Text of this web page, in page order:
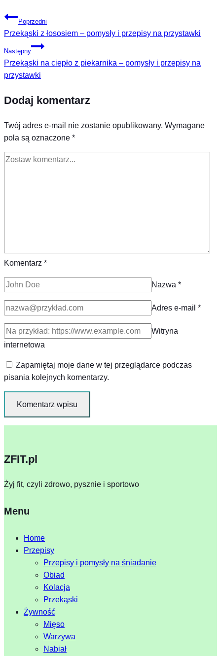
Poprzedni
Przekąski z łososiem – pomysły i przepisy na przystawki
Następny
Przekąski na ciepło z piekarnika – pomysły i przepisy na
przystawki
Dodaj komentarz
Twój adres e-mail nie zostanie opublikowany. Wymagane
pola są oznaczone *
Komentarz *
Nazwa *
Adres e-mail *
Witryna
internetowa
Zapamiętaj moje dane w tej przeglądarce podczas
pisania kolejnych komentarzy.
ZFIT.pl
Żyj fit, czyli zdrowo, pysznie i sportowo
Menu
Home
Przepisy
Przepisy i pomysły na śniadanie
Obiad
Kolacja
Przekąski
Żywność
Mięso
Warzywa
Nabiał